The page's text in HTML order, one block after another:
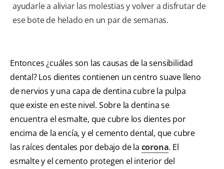
ayudarle a aliviar las molestias y volver a disfrutar de
ese bote de helado en un par de semanas.
Entonces ¿cuáles son las causas de la sensibilidad
dental? Los dientes contienen un centro suave lleno
de nervios y una capa de dentina cubre la pulpa
que existe en este nivel. Sobre la dentina se
encuentra el esmalte, que cubre los dientes por
encima de la encía, y el cemento dental, que cubre
las raíces dentales por debajo de la corona. El
esmalte y el cemento protegen el interior del